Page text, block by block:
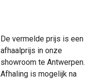
De vermelde prijs is een
afhaalprijs in onze
showroom te Antwerpen.
Afhaling is mogelijk na